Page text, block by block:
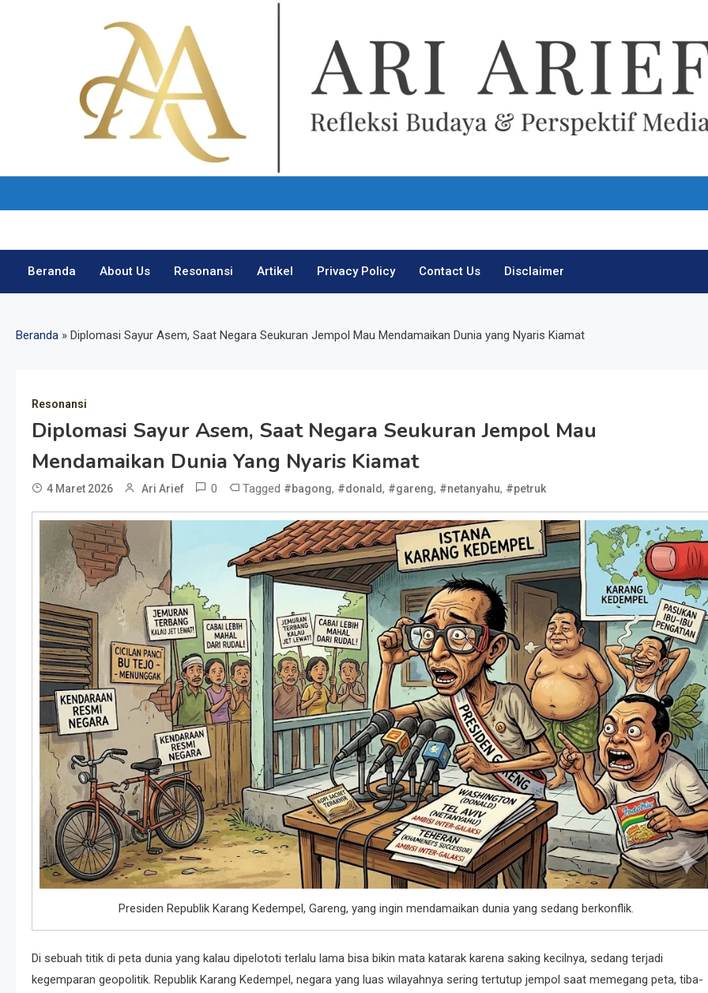
Ari Arief
Beranda About Us Resonansi Artikel Privacy Policy Contact Us Disclaimer
Beranda » Diplomasi Sayur Asem, Saat Negara Seukuran Jempol Mau Mendamaikan Dunia yang Nyaris Kiamat
Resonansi
Diplomasi Sayur Asem, Saat Negara Seukuran Jempol Mau
Mendamaikan Dunia Yang Nyaris Kiamat
4 Maret 2026 Ari Arief 0 Tagged #bagong, #donald, #gareng, #netanyahu, #petruk
Presiden Republik Karang Kedempel, Gareng, yang ingin mendamaikan dunia yang sedang berkonflik.
Di sebuah titik di peta dunia yang kalau dipelototi terlalu lama bisa bikin mata katarak karena saking kecilnya, sedang terjadi
kegemparan geopolitik. Republik Karang Kedempel, negara yang luas wilayahnya sering tertutup jempol saat memegang peta, tiba-